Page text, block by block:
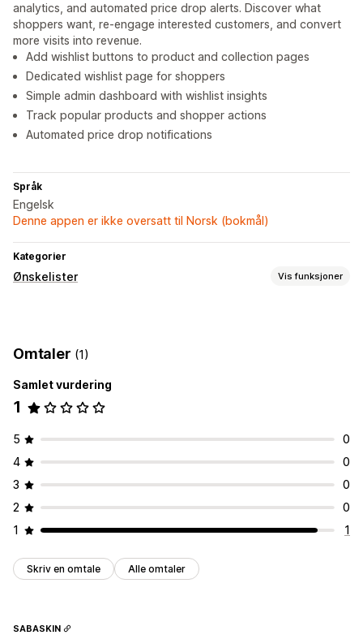
analytics, and automated price drop alerts. Discover what
shoppers want, re-engage interested customers, and convert
more visits into revenue.
Add wishlist buttons to product and collection pages
Dedicated wishlist page for shoppers
Simple admin dashboard with wishlist insights
Track popular products and shopper actions
Automated price drop notifications
Språk
Engelsk
Denne appen er ikke oversatt til Norsk (bokmål)
Kategorier
Ønskelister Vis funksjoner
Tilpassede ikoner
Omtaler (1)
Samlet vurdering
1
5
0
4
0
3
0
2
0
1
1
Skriv en omtale Alle omtaler
SABASKIN